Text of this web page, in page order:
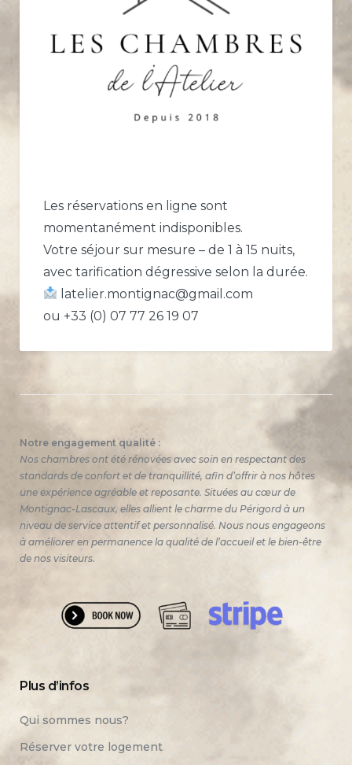
Les réservations en ligne sont
momentanément indisponibles.
Votre séjour sur mesure – de 1 à 15 nuits,
avec tarification dégressive selon la durée.
latelier.montignac@gmail.com
ou +33 (0) 07 77 26 19 07
Notre engagement qualité :
Nos chambres ont été rénovées avec soin en respectant des
standards de confort et de tranquillité, afin d’offrir à nos hôtes
une expérience agréable et reposante. Situées au cœur de
Montignac-Lascaux, elles allient le charme du Périgord à un
niveau de service attentif et personnalisé. Nous nous engageons
à améliorer en permanence la qualité de l’accueil et le bien-être
de nos visiteurs.
Plus d’infos
Qui sommes nous?
Réserver votre logement